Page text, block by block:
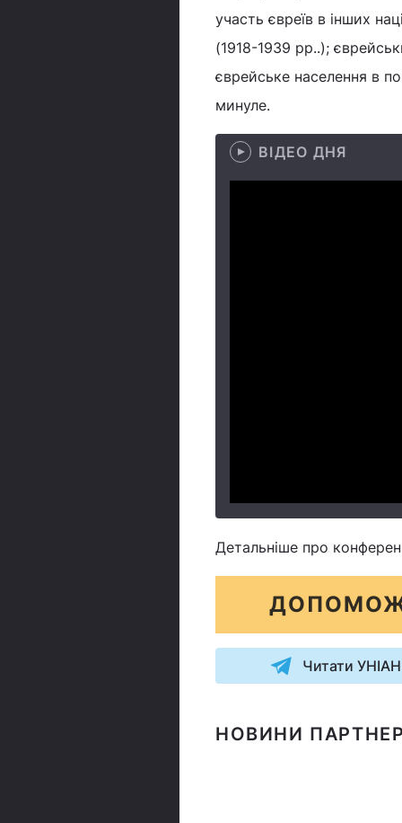
участь євреїв в інших
(1918-1939 рр..);
єврейське населення в
минуле.
ВІДЕО ДНЯ
Детальніше про
Читати
НОВИНИ